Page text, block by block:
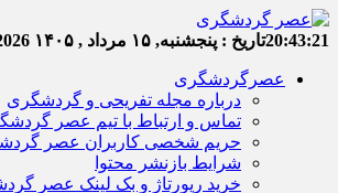
20:43:21تاریخ : پنجشنبه, ۱۵ مرداد , ۱۴۰۵
عصرگردشگری
درباره مجله تفریحی و گردشگری
تماس و ارتباط با تیم عصر
حریم شخصی کاربران عصر
شرایط بازنشر محتوا
خرید رپورتاژ و بک لینک عصر